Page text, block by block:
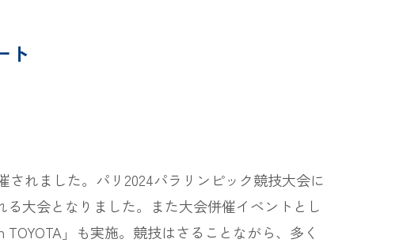
ト
れました。パリ2024パラリンピック競技大会に
大会となりました。また大会併催イベントとし
」も実施。競技はさることながら、多く